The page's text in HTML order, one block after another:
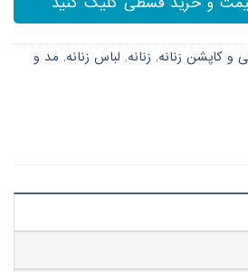
و کاپشن زنانه, زنانه, لباس زنانه, مد و